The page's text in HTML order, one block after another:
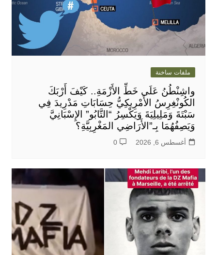
ملفات ساخنة
واشِنْطُنُ عَلَى خَطِّ الأَزْمَةِ.. كَيْفَ أَرْبَكَ
الكُونْغِرِسُ الأَمْرِيكِيُّ حِسَابَاتِ مَدْرِيدَ فِي
سَبْتَةَ وَمَلِيلِيَةَ وَيَكْسِرُ “التَّابُو” الإِسْبَانِيَّ
وَيَصِفُهُمَا بِـ”الأَرَاضِي المَغْرِبِيَّةِ؟
أغسطس 6, 2026 0